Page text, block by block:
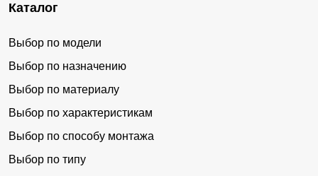
Каталог
Выбор по модели
Выбор по назначению
Выбор по материалу
Выбор по характеристикам
Выбор по способу монтажа
Выбор по типу